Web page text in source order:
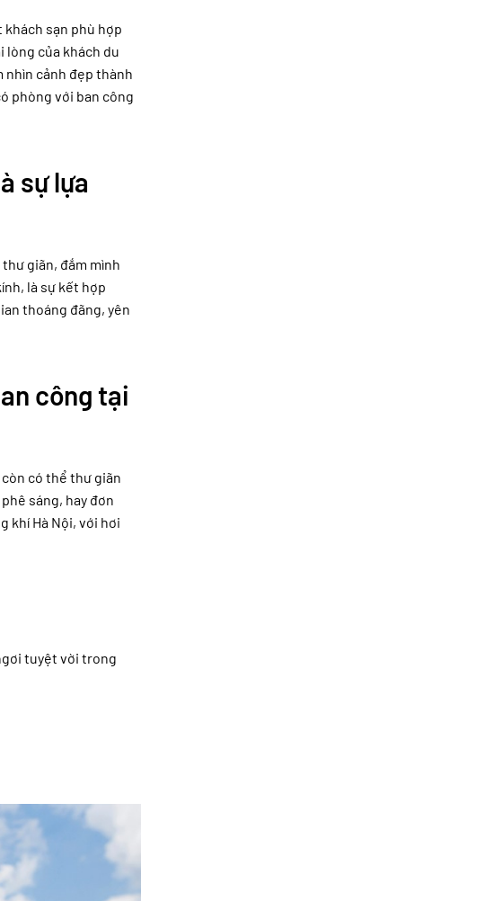
sạn phù hợp
lòng của khách du
nhìn cảnh đẹp thành
phòng với ban công
sự lựa
giãn, đắm mình
là sự kết hợp
thoáng đãng, yên
công tại
có thể thư giãn
sáng, hay đơn
khí Hà Nội, với hơi
tuyệt vời trong